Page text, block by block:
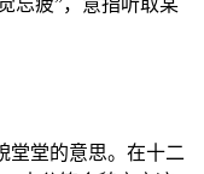
忘疲”，意指听取某
堂堂的意思。在十二